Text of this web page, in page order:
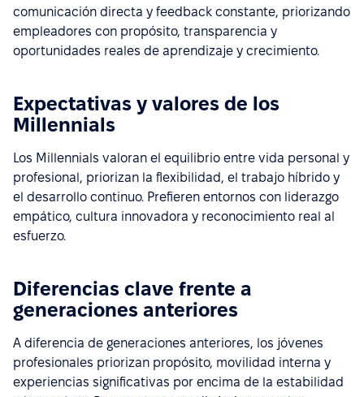
comunicación directa y feedback constante, priorizando
empleadores con propósito, transparencia y
oportunidades reales de aprendizaje y crecimiento.
Expectativas y valores de los
Millennials
Los Millennials valoran el equilibrio entre vida personal y
profesional, priorizan la flexibilidad, el trabajo híbrido y
el desarrollo continuo. Prefieren entornos con liderazgo
empático, cultura innovadora y reconocimiento real al
esfuerzo.
Diferencias clave frente a
generaciones anteriores
A diferencia de generaciones anteriores, los jóvenes
profesionales priorizan propósito, movilidad interna y
experiencias significativas por encima de la estabilidad